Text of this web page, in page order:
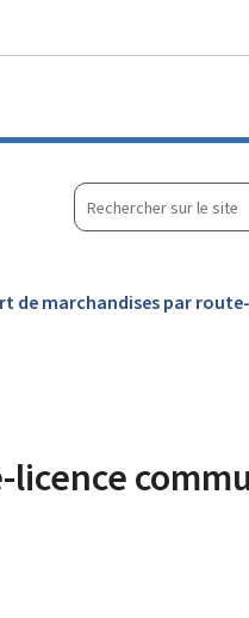
Rechercher
sur
site
de marchandises par